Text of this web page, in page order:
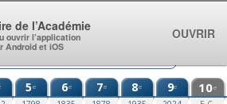
5e 6e 7e 8e 9e 10e
de l’Académie
ouvrir l’application
Android et iOS
OUVRIR